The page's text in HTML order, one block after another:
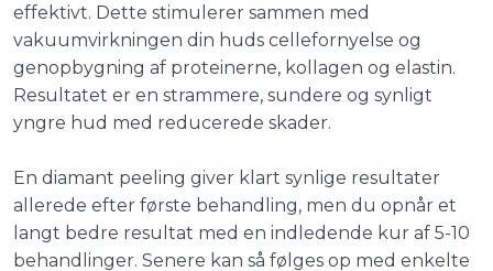
effektivt. Dette stimulerer sammen med
vakuumvirkningen din huds cellefornyelse og
genopbygning af proteinerne, kollagen og elastin.
Resultatet er en strammere, sundere og synligt
yngre hud med reducerede skader.
En diamant peeling giver klart synlige resultater
allerede efter første behandling, men du opnår et
langt bedre resultat med en indledende kur af 5-10
behandlinger. Senere kan så følges op med enkelte